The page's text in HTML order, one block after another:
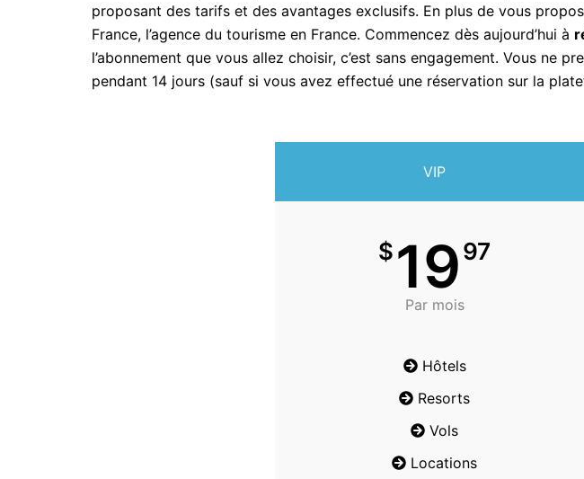
proposant des tarifs et des avantages exclusifs. En plus de vous
France, l’agence du tourisme en France. Commencez dès aujourd’hui à
l’abonnement que vous allez choisir, c’est sans engagement. Vous ne
pendant 14 jours (sauf si vous avez effectué une réservation sur la
VIP
$1997
Par mois
Hôtels
Resorts
Vols
Locations